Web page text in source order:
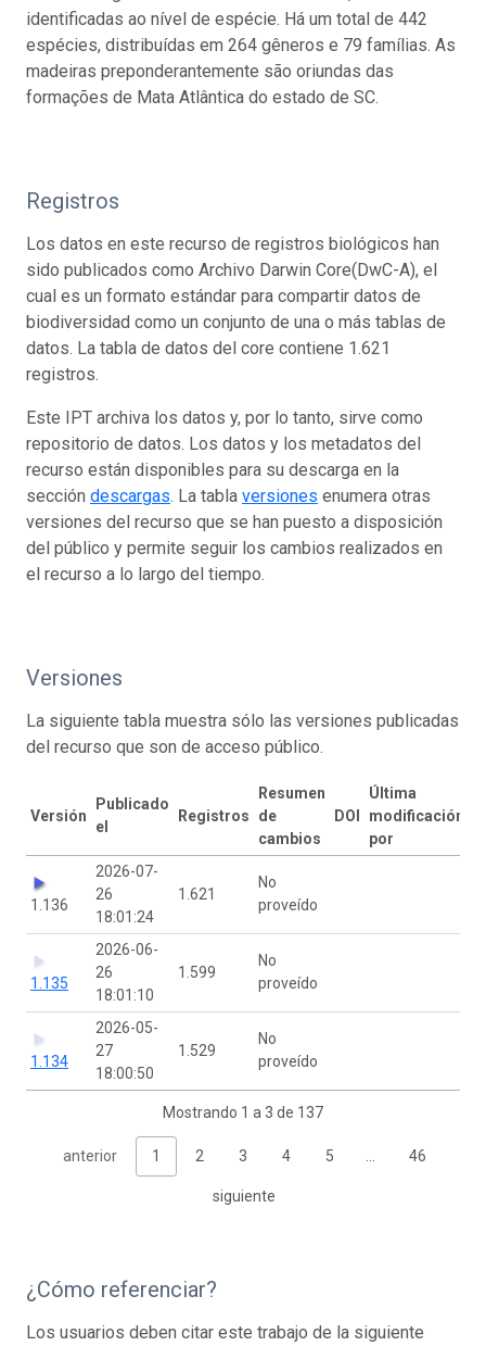
identificadas ao nível de espécie. Há um total de 442
espécies, distribuídas em 264 gêneros e 79 famílias. As
madeiras preponderantemente são oriundas das
formações de Mata Atlântica do estado de SC.
Registros
Los datos en este recurso de registros biológicos han
sido publicados como Archivo Darwin Core(DwC-A), el
cual es un formato estándar para compartir datos de
biodiversidad como un conjunto de una o más tablas de
datos. La tabla de datos del core contiene 1.621
registros.
Este IPT archiva los datos y, por lo tanto, sirve como
repositorio de datos. Los datos y los metadatos del
recurso están disponibles para su descarga en la
sección descargas. La tabla versiones enumera otras
versiones del recurso que se han puesto a disposición
del público y permite seguir los cambios realizados en
el recurso a lo largo del tiempo.
Versiones
La siguiente tabla muestra sólo las versiones publicadas
del recurso que son de acceso público.
Versión
Publicado
el
Registros
Resumen
de
cambios
DOI
Última
modificación
por
1.136
2026-07-
26
18:01:24
1.621
No
proveído
1.135
2026-06-
26
18:01:10
1.599
No
proveído
1.134
2026-05-
27
18:00:50
1.529
No
proveído
Mostrando 1 a 3 de 137
anterior 1 2 3 4 5 46
siguiente
¿Cómo referenciar?
Los usuarios deben citar este trabajo de la siguiente